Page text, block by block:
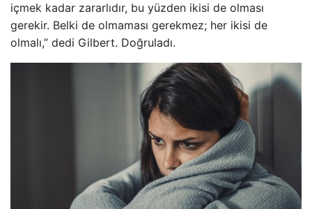
içmek kadar zararlıdır, bu yüzden ikisi de olması
gerekir. Belki de olmaması gerekmez; her ikisi de
olmalı,” dedi Gilbert. Doğruladı.